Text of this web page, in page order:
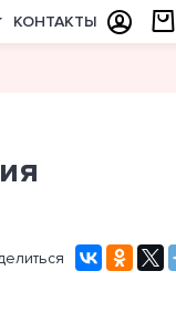
КОНТАКТЫ